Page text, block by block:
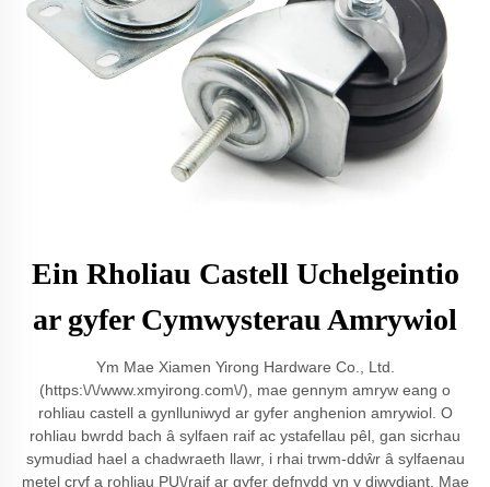
Ein Rholiau Castell Uchelgeintio
ar gyfer Cymwysterau Amrywiol
Ym Mae Xiamen Yirong Hardware Co., Ltd.
(https:\/\/www.xmyirong.com\/), mae gennym amryw eang o
rohliau castell a gynlluniwyd ar gyfer anghenion amrywiol. O
rohliau bwrdd bach â sylfaen raif ac ystafellau pêl, gan sicrhau
symudiad hael a chadwraeth llawr, i rhai trwm-ddŵr â sylfaenau
metel cryf a rohliau PU\/raif ar gyfer defnydd yn y diwydiant. Mae